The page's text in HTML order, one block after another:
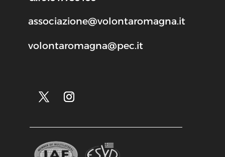
associazione@volontaromagna.it
volontaromagna@pec.it